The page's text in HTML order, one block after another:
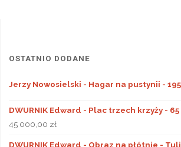
OSTATNIO DODANE
Jerzy Nowosielski - Hagar na pustynii -
DWURNIK Edward - Plac trzech krzyży - 65
45 000,00 zł
DWURNIK Edward - Obraz na płótnie -